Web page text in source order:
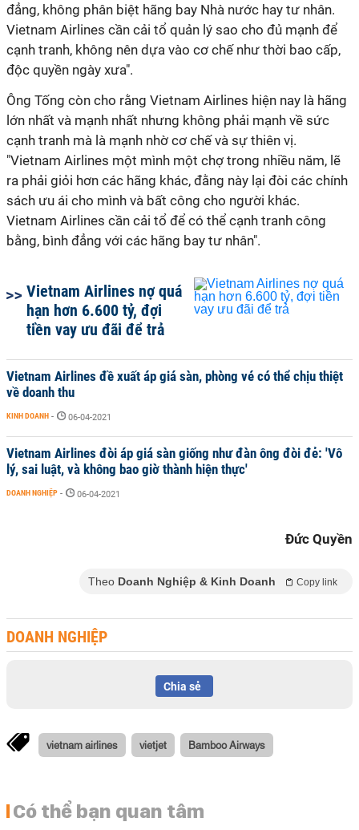
đẳng, không phân biệt hãng bay Nhà nước hay tư nhân.
Vietnam Airlines cần cải tổ quản lý sao cho đủ mạnh để
cạnh tranh, không nên dựa vào cơ chế như thời bao cấp,
độc quyền ngày xưa".
Ông Tống còn cho rằng Vietnam Airlines hiện nay là hãng
lớn nhất và mạnh nhất nhưng không phải mạnh về sức
cạnh tranh mà là mạnh nhờ cơ chế và sự thiên vị.
"Vietnam Airlines một mình một chợ trong nhiều năm, lẽ
ra phải giỏi hơn các hãng khác, đằng này lại đòi các chính
sách ưu ái cho mình và bất công cho người khác.
Vietnam Airlines cần cải tổ để có thể cạnh tranh công
bằng, bình đẳng với các hãng bay tư nhân".
Vietnam Airlines nợ quá
hạn hơn 6.600 tỷ, đợi
tiền vay ưu đãi để trả
Vietnam Airlines đề xuất áp giá sàn, phòng vé có thể chịu thiệt
về doanh thu
KINH DOANH - 06-04-2021
Vietnam Airlines đòi áp giá sàn giống như đàn ông đòi đẻ: 'Vô
lý, sai luật, và không bao giờ thành hiện thực'
DOANH NGHIỆP - 06-04-2021
Đức Quyền
Theo Doanh Nghiệp & Kinh Doanh Copy link
DOANH NGHIỆP
Chia sẻ
vietnam airlines vietjet Bamboo Airways
Có thể bạn quan tâm